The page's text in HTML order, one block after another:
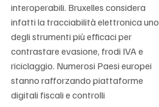
interoperabili. Bruxelles considera
infatti la tracciabilità elettronica uno
degli strumenti più efficaci per
contrastare evasione, frodi IVA e
riciclaggio. Numerosi Paesi europei
stanno rafforzando piattaforme
digitali fiscali e controlli